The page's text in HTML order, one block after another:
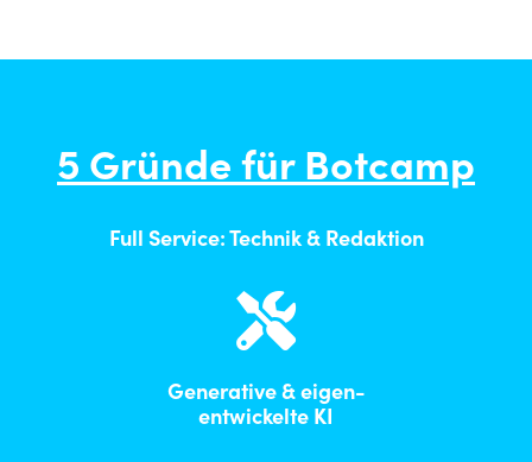
5 Gründe für Botcamp
Full Ser­vice: Tech­nik & Redaktion
Gen­er­a­tive & eigen-
entwick­elte KI